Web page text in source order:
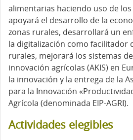
alimentarias haciendo uso de
apoyará el desarrollo de la
zonas rurales, desarrollará un
la digitalización como facilitador
rurales, mejorará los sistemas
innovación agrícolas (AKIS) en
la innovación y la entrega de la
para la Innovación
Agrícola (denominada EIP-AGRI).
Actividades elegibles